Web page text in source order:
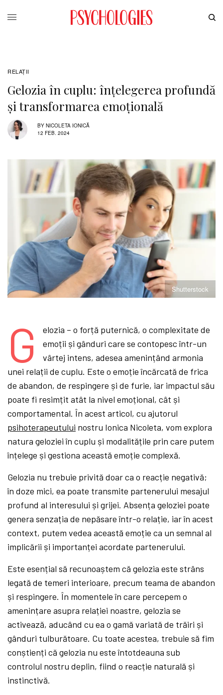
RELAŢII
Gelozia în cuplu: înțelegerea profundă
și transformarea emoțională
BY NICOLETA IONICĂ
12 FEB. 2024
Shutterstock
G
elozia – o forță puternică, o complexitate de
emoții și gânduri care se contopesc într-un
vârtej intens, adesea amenințând armonia
unei relații de cuplu. Este o emoție încărcată de frica
de abandon, de respingere și de furie, iar impactul său
poate fi resimțit atât la nivel emoțional, cât și
comportamental. În acest articol, cu ajutorul
psihoterapeutului nostru Ionica Nicoleta, vom explora
natura geloziei în cuplu și modalitățile prin care putem
înțelege și gestiona această emoție complexă.
Gelozia nu trebuie privită doar ca o reacție negativă;
în doze mici, ea poate transmite partenerului mesajul
profund al interesului și grijei. Absența geloziei poate
genera senzația de nepăsare într-o relație, iar în acest
context, putem vedea această emoție ca un semnal al
implicării și importanței acordate partenerului.
Este esențial să recunoaștem că gelozia este strâns
legată de temeri interioare, precum teama de abandon
și respingere. În momentele în care percepem o
amenințare asupra relației noastre, gelozia se
activează, aducând cu ea o gamă variată de trăiri și
gânduri tulburătoare. Cu toate acestea, trebuie să fim
conștienți că gelozia nu este întotdeauna sub
controlul nostru deplin, fiind o reacție naturală și
instinctivă.